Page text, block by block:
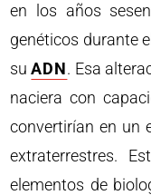
en los años
genéticos durante
suADN. Esa
naciera con
convertirían en un
extraterrestres.
elementos de